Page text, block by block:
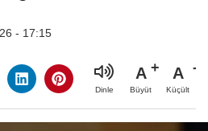
- 17:15
Dinle
A
Büyüt
A
Küçült